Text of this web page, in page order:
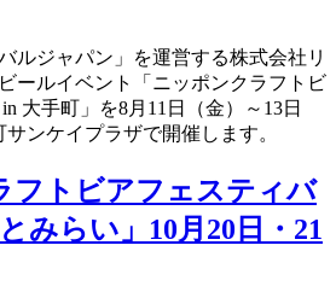
ルジャパン」を運営する株式会社リ
ールイベント「ニッポンクラフトビ
大手町」を8月11日（金）～13日
サンケイプラザで開催します。
フトビアフェスティバ
みらい」10月20日・21